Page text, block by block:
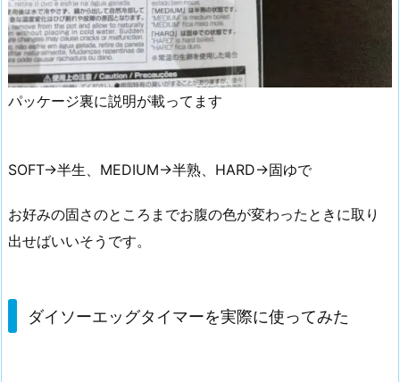
パッケージ裏に説明が載ってます
SOFT→半生、MEDIUM→半熟、HARD→固ゆで
お好みの固さのところまでお腹の色が変わったときに取り
出せばいいそうです。
ダイソーエッグタイマーを実際に使ってみた